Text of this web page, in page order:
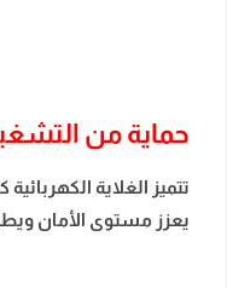
حماية من
تتميز الغلاية
يعزز مستوى الأمان